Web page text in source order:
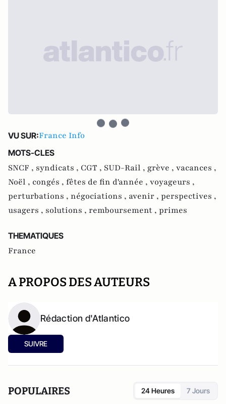
VU SUR:France Info
MOTS-CLES
SNCF , syndicats , CGT , SUD-Rail , grève , vacances ,
Noël , congés , fêtes de fin d'année , voyageurs ,
perturbations , négociations , avenir , perspectives ,
usagers , solutions , remboursement , primes
THEMATIQUES
France
A PROPOS DES AUTEURS
Rédaction d'Atlantico
SUIVRE
POPULAIRES 24 Heures 7 Jours